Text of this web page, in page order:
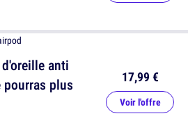
anti
plus
17,99 €
Voir l'offre